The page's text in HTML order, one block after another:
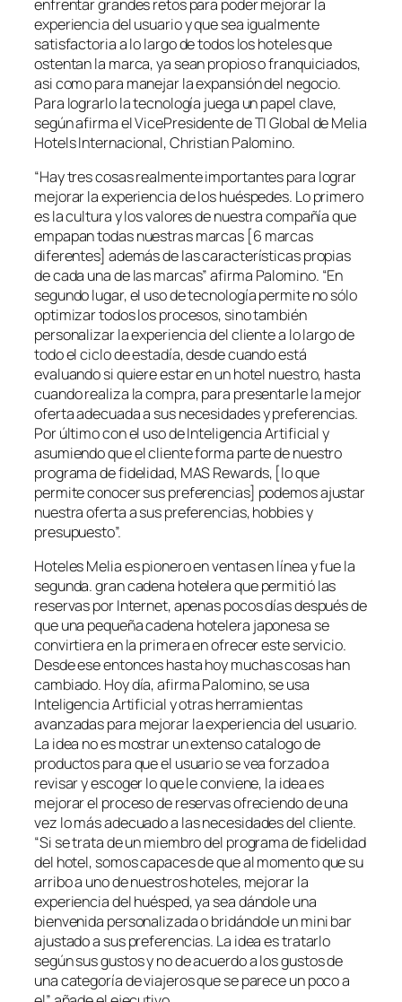
enfrentar grandes retos para poder mejorar la
experiencia del usuario y que sea igualmente
satisfactoria a lo largo de todos los hoteles que
ostentan la marca, ya sean propios o franquiciados,
asi como para manejar la expansión del negocio.
Para lograrlo la tecnología juega un papel clave,
según afirma el VicePresidente de TI Global de Melia
Hotels Internacional, Christian Palomino.
“Hay tres cosas realmente importantes para lograr
mejorar la experiencia de los huéspedes. Lo primero
es la cultura y los valores de nuestra compañía que
empapan todas nuestras marcas [6 marcas
diferentes] además de las características propias
de cada una de las marcas” afirma Palomino. “En
segundo lugar, el uso de tecnología permite no sólo
optimizar todos los procesos, sino también
personalizar la experiencia del cliente a lo largo de
todo el ciclo de estadía, desde cuando está
evaluando si quiere estar en un hotel nuestro, hasta
cuando realiza la compra, para presentarle la mejor
oferta adecuada a sus necesidades y preferencias.
Por último con el uso de Inteligencia Artificial y
asumiendo que el cliente forma parte de nuestro
programa de fidelidad, MAS Rewards, [lo que
permite conocer sus preferencias] podemos ajustar
nuestra oferta a sus preferencias, hobbies y
presupuesto”.
Hoteles Melia es pionero en ventas en línea y fue la
segunda. gran cadena hotelera que permitió las
reservas por Internet, apenas pocos días después de
que una pequeña cadena hotelera japonesa se
convirtiera en la primera en ofrecer este servicio.
Desde ese entonces hasta hoy muchas cosas han
cambiado. Hoy día, afirma Palomino, se usa
Inteligencia Artificial y otras herramientas
avanzadas para mejorar la experiencia del usuario.
La idea no es mostrar un extenso catalogo de
productos para que el usuario se vea forzado a
revisar y escoger lo que le conviene, la idea es
mejorar el proceso de reservas ofreciendo de una
vez lo más adecuado a las necesidades del cliente.
“Si se trata de un miembro del programa de fidelidad
del hotel, somos capaces de que al momento que su
arribo a uno de nuestros hoteles, mejorar la
experiencia del huésped, ya sea dándole una
bienvenida personalizada o bridándole un mini bar
ajustado a sus preferencias. La idea es tratarlo
según sus gustos y no de acuerdo a los gustos de
una categoría de viajeros que se parece un poco a